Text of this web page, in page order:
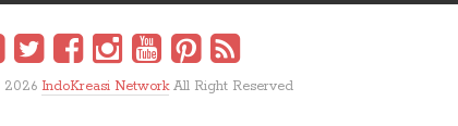
2026 IndoKreasi NetworkAll Right Reserved